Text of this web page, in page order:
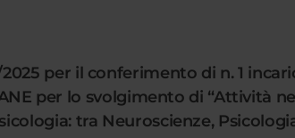
per il conferimento di n. 1
per lo svolgimento di
tra Neuroscienze,